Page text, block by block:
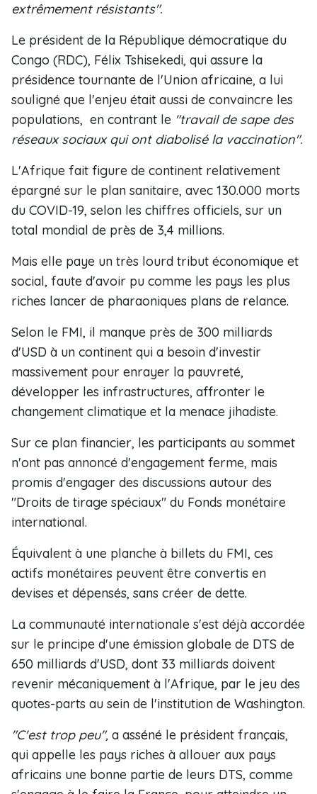
extrêmement résistants".
Le président de la République démocratique du
Congo (RDC), Félix Tshisekedi, qui assure la
présidence tournante de l'Union africaine, a lui
souligné que l'enjeu était aussi de convaincre les
populations, en contrant le "travail de sape des
réseaux sociaux qui ont diabolisé la vaccination".
L'Afrique fait figure de continent relativement
épargné sur le plan sanitaire, avec 130.000 morts
du COVID-19, selon les chiffres officiels, sur un
total mondial de près de 3,4 millions.
Mais elle paye un très lourd tribut économique et
social, faute d'avoir pu comme les pays les plus
riches lancer de pharaoniques plans de relance.
Selon le FMI, il manque près de 300 milliards
d'USD à un continent qui a besoin d'investir
massivement pour enrayer la pauvreté,
développer les infrastructures, affronter le
changement climatique et la menace jihadiste.
Sur ce plan financier, les participants au sommet
n'ont pas annoncé d'engagement ferme, mais
promis d'engager des discussions autour des
"Droits de tirage spéciaux" du Fonds monétaire
international.
Équivalent à une planche à billets du FMI, ces
actifs monétaires peuvent être convertis en
devises et dépensés, sans créer de dette.
La communauté internationale s'est déjà accordée
sur le principe d'une émission globale de DTS de
650 milliards d'USD, dont 33 milliards doivent
revenir mécaniquement à l'Afrique, par le jeu des
quotes-parts au sein de l'institution de Washington.
"C'est trop peu", a asséné le président français,
qui appelle les pays riches à allouer aux pays
africains une bonne partie de leurs DTS, comme